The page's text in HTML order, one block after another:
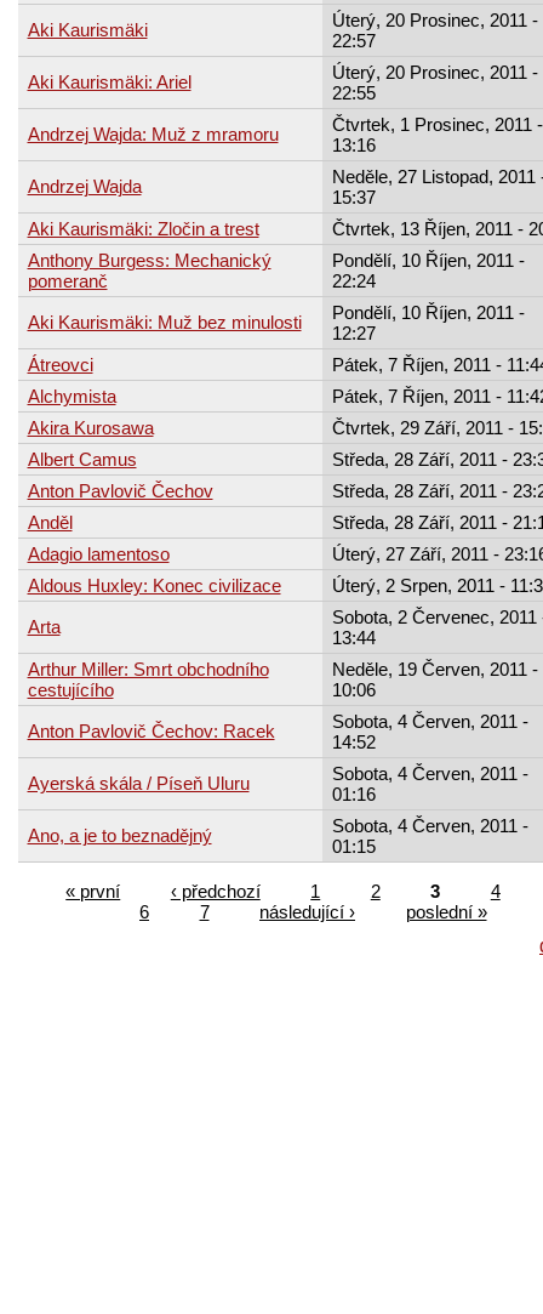
Aki Kaurismäki
Úterý, 20 Prosinec, 2011 -
22:57
Aki Kaurismäki: Ariel
Úterý, 20 Prosinec, 2011 -
22:55
Andrzej Wajda: Muž z mramoru
Čtvrtek, 1 Prosinec, 2011 -
13:16
Andrzej Wajda
Neděle, 27 Listopad, 2011
15:37
Aki Kaurismäki: Zločin a trest
Čtvrtek, 13 Říjen, 2011 -
Anthony Burgess: Mechanický
pomeranč
Pondělí, 10 Říjen, 2011 -
22:24
Aki Kaurismäki: Muž bez minulosti
Pondělí, 10 Říjen, 2011 -
12:27
Átreovci
Pátek, 7 Říjen, 2011 -
Alchymista
Pátek, 7 Říjen, 2011 -
Akira Kurosawa
Čtvrtek, 29 Září, 2011 -
Albert Camus
Středa, 28 Září, 2011 -
Anton Pavlovič Čechov
Středa, 28 Září, 2011 -
Anděl
Středa, 28 Září, 2011 -
Adagio lamentoso
Úterý, 27 Září, 2011 -
Aldous Huxley: Konec civilizace
Úterý, 2 Srpen, 2011 -
Arta
Sobota, 2 Červenec, 2011
13:44
Arthur Miller: Smrt obchodního
cestujícího
Neděle, 19 Červen, 2011 -
10:06
Anton Pavlovič Čechov: Racek
Sobota, 4 Červen, 2011 -
14:52
Ayerská skála / Píseň Uluru
Sobota, 4 Červen, 2011 -
01:16
Ano, a je to beznadějný
Sobota, 4 Červen, 2011 -
01:15
« první ‹ předchozí 1 2 3
4
6
7 následující ›
poslední »